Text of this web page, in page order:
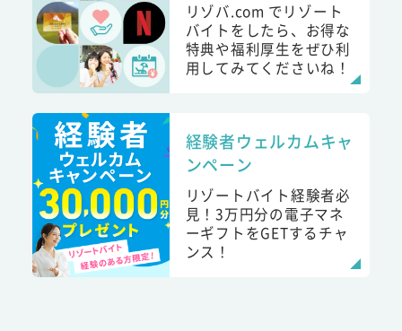
リゾバ.com でリゾート
バイトをしたら、お得な
特典や福利厚生をぜひ利
用してみてくださいね！
経験者ウェルカムキャ
ンペーン
リゾートバイト経験者必
見！3万円分の電子マネ
ーギフトをGETするチャ
ンス！